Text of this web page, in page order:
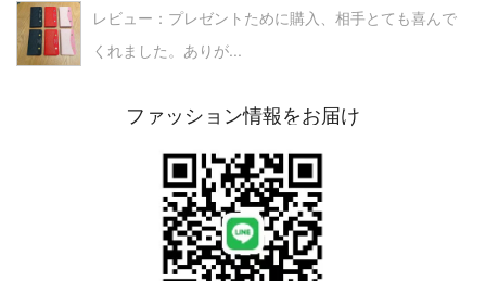
レビュー：プレゼントために購入、相手とても喜んで
くれました。ありが...
ファッション情報をお届け